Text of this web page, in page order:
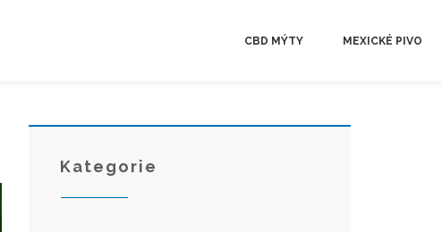
CBD MÝTY MEXICKÉ PIVO
Kategorie